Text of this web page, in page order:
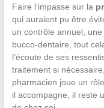
Faire l’impasse sur la
qui auraient pu être
un contrôle annuel,
bucco-dentaire, tout
l’écoute de ses
traitement si
pharmacien joue un
il accompagne, il reste